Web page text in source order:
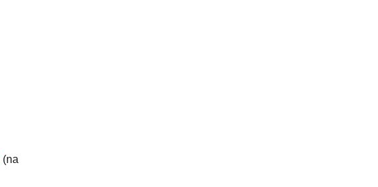
(na